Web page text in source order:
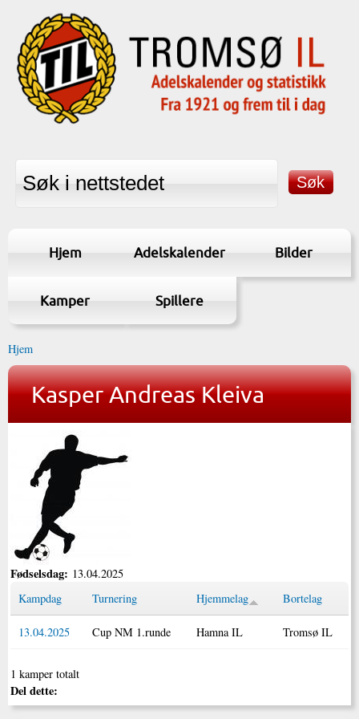
Hjem Adelskalender Bilder
Kamper Spillere
Hjem
Kasper Andreas Kleiva
Fødselsdag: 13.04.2025
Kampdag
Turnering Hjemmelag Bortelag
13.04.2025 Cup NM 1.runde Hamna IL Tromsø IL
1 kamper totalt
Del dette: